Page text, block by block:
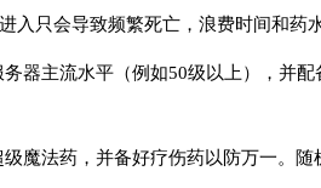
入只会导致频繁死亡，浪费时间和药水
器主流水平（例如50级以上），并
魔法药，并备好疗伤药以防万一。随